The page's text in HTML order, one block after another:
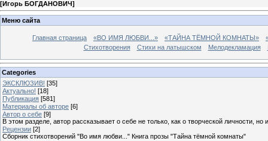
[Игорь БОГДАНОВИЧ]
Меню сайта
Главная страница «ВО ИМЯ ЛЮБВИ...» «ТАЙНА ТЁМНОЙ КОМНАТЫ»
Стихотворения
Стихи на латышском Мелодекламация
Categories
ЭКСКЛЮЗИВ! [35]
Актуально! [18]
Публикация [581]
Материалы об авторе [6]
Автор о себе [9]
В этом разделе, автор рассказывает о себе не только, как о творческой личности,
Рецензии [2]
Сборник стихотворений "Во имя любви..." Книга прозы "Тайна тёмной комнаты"